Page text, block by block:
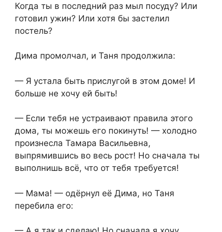
Когда ты в последний раз мыл посуду? Или
готовил ужин? Или хотя бы застелил
постель?
Дима промолчал, и Таня продолжила:
— Я устала быть прислугой в этом доме! И
больше не хочу ей быть!
— Если тебя не устраивают правила этого
дома, ты можешь его покинуть! — холодно
произнесла Тамара Васильевна,
выпрямившись во весь рост! Но сначала ты
выполнишь всё, что от тебя требуется!
— Мама! — одёрнул её Дима, но Таня
перебила его: